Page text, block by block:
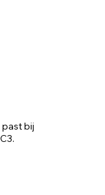
bij